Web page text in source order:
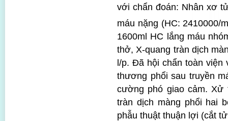
với chẩn đoán: Nhân xơ
máu nặng (HC: 2410000/
1600ml HC lắng máu
thở, X-quang tràn dịch
l/p. Đã hội chẩn toàn viện
thương phổi sau truyền
cường phó giao cảm. Xử
tràn dịch màng phổi hai
phẫu thuật thuận lợi (cắt